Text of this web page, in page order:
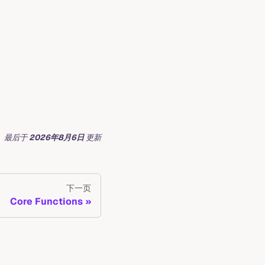
最后于2026年8月6日 更新
下一页
Core Functions